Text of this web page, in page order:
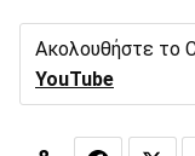
Ακολουθήστε το
YouTube